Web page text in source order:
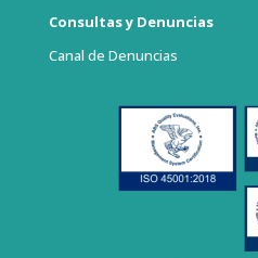
Consultas y Denuncias
Canal de Denuncias